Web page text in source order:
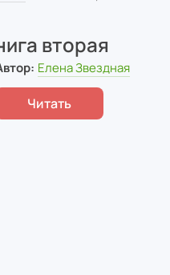
вторая
Елена Звездная
Читать